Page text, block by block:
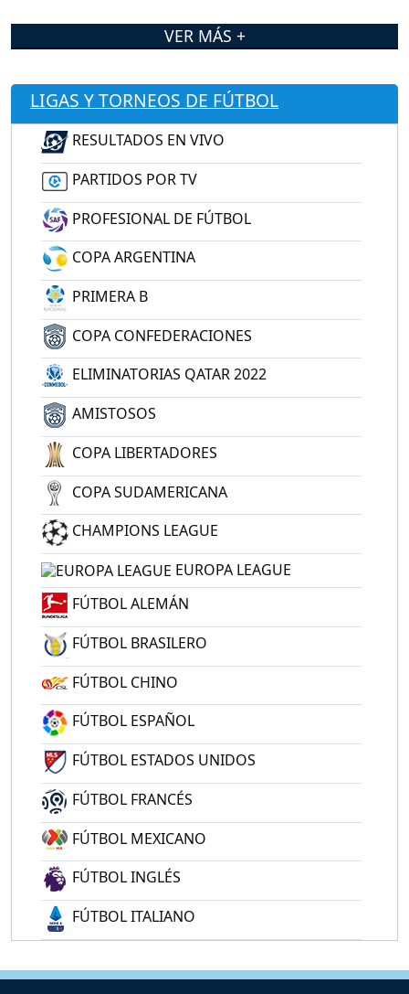
VER MÁS +
LIGAS Y TORNEOS DE FÚTBOL
RESULTADOS EN VIVO
PARTIDOS POR TV
PROFESIONAL DE FÚTBOL
COPA ARGENTINA
PRIMERA B
COPA CONFEDERACIONES
ELIMINATORIAS QATAR 2022
AMISTOSOS
COPA LIBERTADORES
COPA SUDAMERICANA
CHAMPIONS LEAGUE
EUROPA LEAGUE
FÚTBOL ALEMÁN
FÚTBOL BRASILERO
FÚTBOL CHINO
FÚTBOL ESPAÑOL
FÚTBOL ESTADOS UNIDOS
FÚTBOL FRANCÉS
FÚTBOL MEXICANO
FÚTBOL INGLÉS
FÚTBOL ITALIANO